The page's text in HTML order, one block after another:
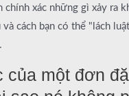
chính xác những gì xảy ra
và cách bạn có thể "lách
của một đơn